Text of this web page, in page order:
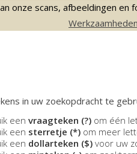
onze scans, afbeeldingen
in uw zoekopdracht te
een vraagteken (?) om één
een sterretje (*) om meer
een dollarteken ($) voor uw